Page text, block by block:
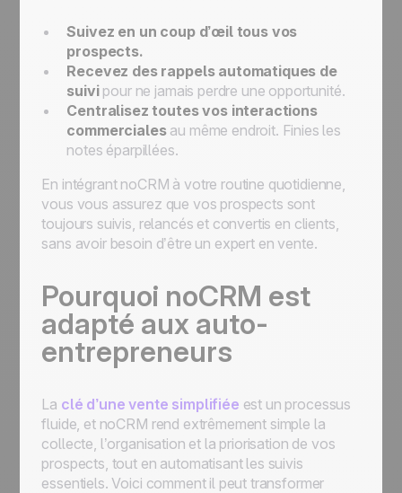
Suivez en un coup d’œil tous vos
prospects.
Recevez des rappels automatiques de
suivipour ne jamais perdre une opportunité.
Centralisez toutes vos interactions
commercialesau même endroit. Finies les
notes éparpillées.
En intégrant noCRM à votre routine quotidienne,
vous vous assurez que vos prospects sont
toujours suivis, relancés et convertis en clients,
sans avoir besoin d’être un expert en vente.
Pourquoi noCRM est
adapté aux auto-
entrepreneurs
La clé d’une vente simplifiée est un processus
fluide, et noCRM rend extrêmement simple la
collecte, l’organisation et la priorisation de vos
prospects, tout en automatisant les suivis
essentiels. Voici comment il peut transformer